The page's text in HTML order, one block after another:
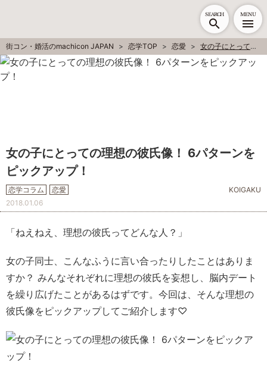
SEARCH MENU
街コン・婚活のmachicon JAPAN 恋学TOP 恋愛 女の子にとっての理想の彼氏像！ 6パターンをピックアップ！
女の子にとっての理想の彼氏像！ 6パターンを
ピックアップ！
恋学コラム 恋愛
KOIGAKU
2018.01.06
「ねえねえ、理想の彼氏ってどんな人？」
女の子同士、こんなふうに言い合ったりしたことはありま
すか？ みんなそれぞれに理想の彼氏を妄想し、脳内デート
を繰り広げたことがあるはずです。今回は、そんな理想の
彼氏像をピックアップしてご紹介します♡